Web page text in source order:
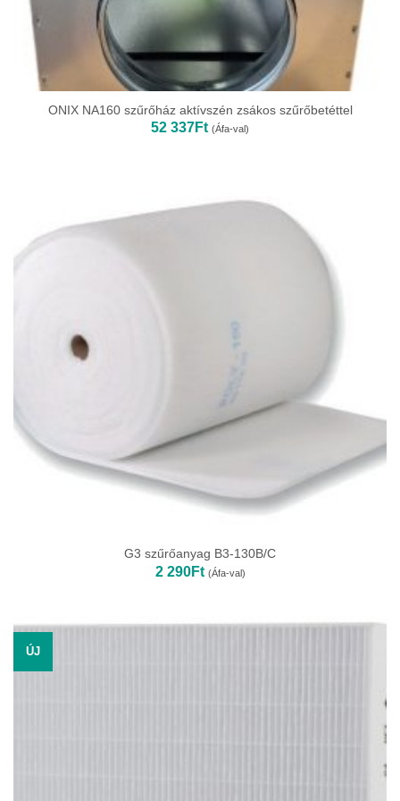
ONIX NA160 szűrőház aktívszén zsákos szűrőbetéttel
52 337Ft (Áfa-val)
G3 szűrőanyag B3-130B/C
2 290Ft (Áfa-val)
ÚJ